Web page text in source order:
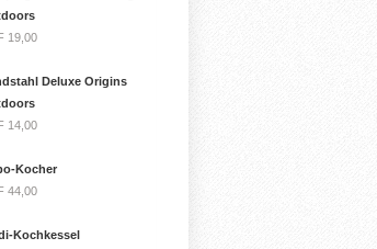
19,00
Deluxe Origins
14,00
Kocher
44,00
Kochkessel